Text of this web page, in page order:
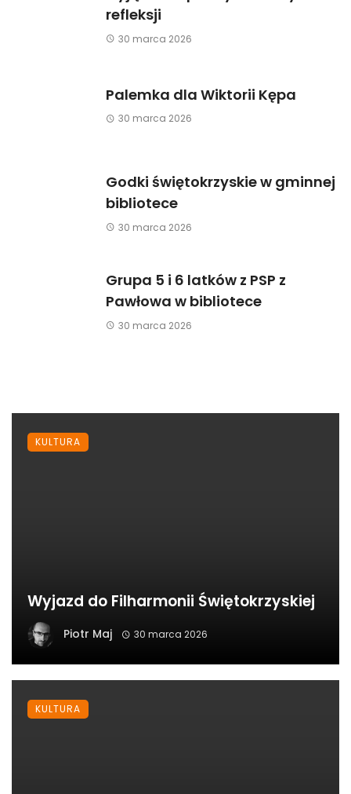
refleksji
30 marca 2026
Palemka dla Wiktorii Kępa
30 marca 2026
Godki świętokrzyskie w gminnej
bibliotece
30 marca 2026
Grupa 5 i 6 latków z PSP z
Pawłowa w bibliotece
30 marca 2026
Wyjazd do Filharmonii Świętokrzyskiej
Piotr Maj 30 marca 2026
KULTURA
KULTURA